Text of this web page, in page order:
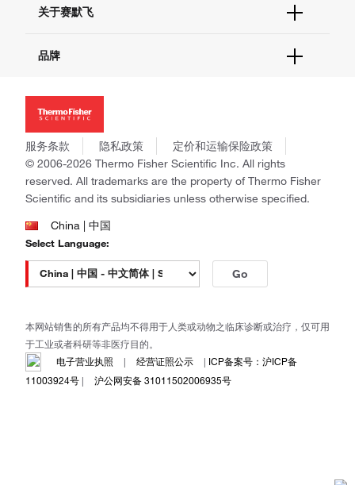
查找文件&证书
促销
社交媒体
关于赛默飞
招聘
新闻
社会责任
商标
政策和通知
品牌
Applied Biosystems
Invitrogen
Gibco
Ion Torrent
Unity Lab Services
Patheon
PPD
服务条款 隐私政策
定价和运输保险政策
© 2006-2026 Thermo Fisher Scientific Inc. All rights
reserved. All trademarks are the property of Thermo Fisher
Scientific and its subsidiaries unless otherwise specified.
China | 中国
Select Language:
Go
本网站销售的所有产品均不得用于人类或动物之临床诊断或治疗，仅可用
于工业或者科研等非医疗目的。
电子营业执照
| 经营证照公示 | ICP备案号：沪ICP备
11003924号 | 沪公网安备 31011502006935号